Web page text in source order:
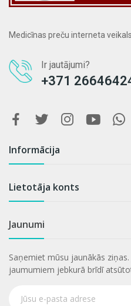
Medicīnas preču interneta veikals.
Ir jautājumi?
+371
Informācija
Lietotāja konts
Jaunumi
Saņemiet mūsu jaunākās
jaumumiem jebkurā brīdī